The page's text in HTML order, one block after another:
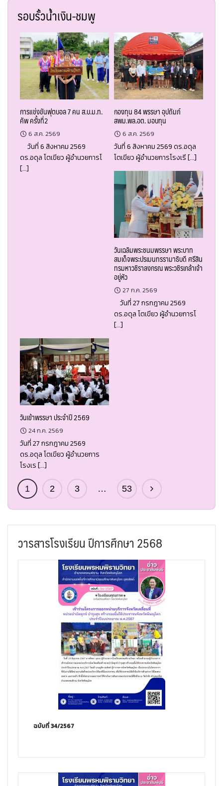
รอบรั้วน้ำเงิน-ชมพู
การแข่งขันฟุตบอล 7 คน ส.บ.ม.ท.
คัพ ครั้งที่2
6 ส.ค. 2569
วันที่ 6 สิงหาคม 2569
ดร.อดุล โตเขียว ผู้อำนวยการโ
[…]
กองทุน 84 พรรษา อุปถัมภ์
สพม.พล.อต. มอบทุน
6 ส.ค. 2569
วันที่ 6 สิงหาคม 2569 ดร.อดุล
โตเขียว ผู้อำนวยการโรงเรี […]
วันเฉลิมพระชนมพรรษา พระบาท
สมเด็จพระปรเมนทรรามาธิบดี ศรีสิน
ทรมหาวชิราลงกรณ พระวชิรเกล้าเจ้า
อยู่หัว
27 ก.ค. 2569
วันที่ 27 กรกฎาคม 2569
ดร.อดุล โตเขียว ผู้อำนวยการโ
[…]
วันเข้าพรรษา ประจำปี 2569
24 ก.ค. 2569
วันที่ 27 กรกฎาคม 2569
ดร.อดุล โตเขียว ผู้อำนวยการ
โรงเร […]
1 2 3 … 53
วารสารโรงเรียน ปีการศึกษา 2568
ฉบับที่ 34/2567